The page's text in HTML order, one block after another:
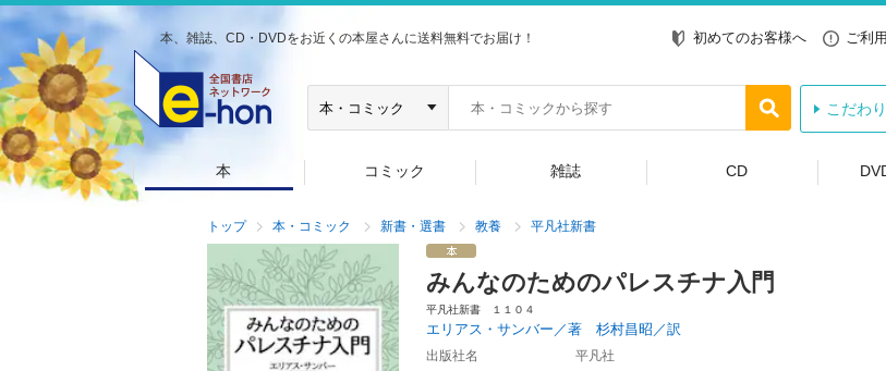
本、雑誌、CD・DVDをお近くの本屋さんに送料無料でお届け！ 初めてのお客様へ ご利
こだわ
本 コミック 雑誌 CD
トップ 本・コミック 新書・選書 教養 平凡社新書
みんなのためのパレスチナ入門
平凡社新書 １１０４
エリアス・サンバー／著 杉村昌昭／訳
出版社名
平凡社